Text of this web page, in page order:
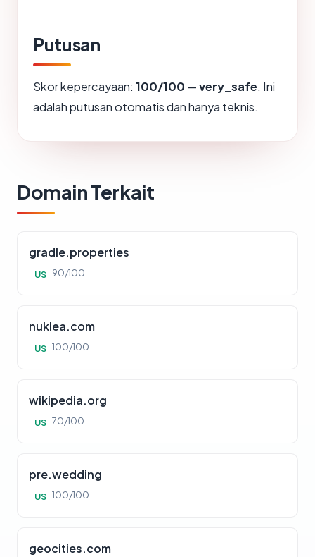
Putusan
Skor kepercayaan: 100/100 —very_safe. Ini
adalah putusan otomatis dan hanya teknis.
Domain Terkait
gradle.properties
US 90/100
nuklea.com
US 100/100
wikipedia.org
US 70/100
pre.wedding
US 100/100
geocities.com